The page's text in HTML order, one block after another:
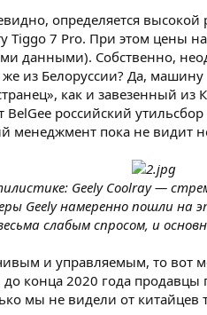
определяется
7 Pro. При этом цены
данными). Собственно,
из Белоруссии? Да,
как и завезенный
российский
пока не видит
Geely Coolray —
Geely намеренно пошли
слабым спросом, и
и управляемым, то вот
конца 2020 года
мы не видели от